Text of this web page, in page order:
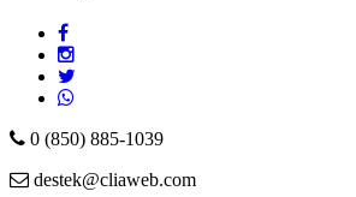
0 (850) 885-1039
destek@cliaweb.com